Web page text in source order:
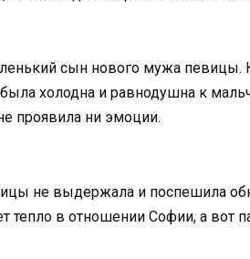
сын нового мужа певицы.
холодна и равнодушна к
проявила ни эмоции.
не выдержала и поспешила
тепло в отношении Софии, а